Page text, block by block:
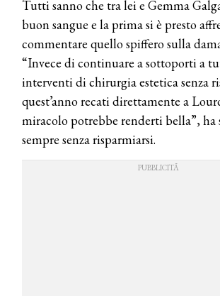
Tutti sanno che tra lei e Gemma
buon sangue e la prima si è presto
commentare quello spiffero sulla
“Invece di continuare a sottoporti a
interventi di chirurgia estetica senza
quest’anno recati direttamente a
miracolo potrebbe renderti bella”, ha
sempre senza risparmiarsi.